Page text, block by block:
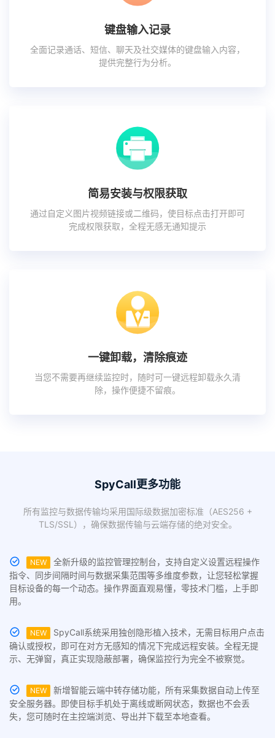
键盘输入记录
全面记录通话、短信、聊天及社交媒体的键盘输入内容，
提供完整行为分析。
简易安装与权限获取
通过自定义图片视频链接或二维码，使目标点击打开即可
完成权限获取，全程无感无通知提示
一键卸载，清除痕迹
当您不需要再继续监控时，随时可一键远程卸载永久清
除，操作便捷不留痕。
SpyCall更多功能
所有监控与数据传输均采用国际级数据加密标准（AES256 +
TLS/SSL），确保数据传输与云端存储的绝对安全。
NEW
全新升级的监控管理控制台，支持自定义设置远程操作
指令、同步间隔时间与数据采集范围等多维度参数，让您轻松掌握
目标设备的每一个动态。操作界面直观易懂，零技术门槛，上手即
用。
NEW
SpyCall系统采用独创隐形植入技术，无需目标用户点击
确认或授权，即可在对方无感知的情况下完成远程安装。全程无提
示、无弹窗，真正实现隐蔽部署，确保监控行为完全不被察觉。
NEW
新增智能云端中转存储功能，所有采集数据自动上传至
安全服务器。即使目标手机处于离线或断网状态，数据也不会丢
失，您可随时在主控端浏览、导出并下载至本地查看。